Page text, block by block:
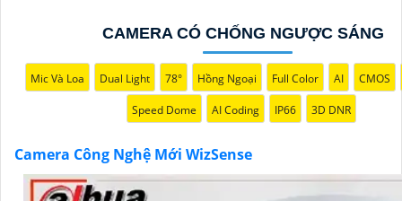
CAMERA CÓ CHỐNG NGƯỢC SÁNG
Mic Và Loa Dual Light 78° Hồng Ngoại Full Color AI CMOS
Speed Dome AI Coding IP66 3D DNR
Camera Công Nghệ Mới WizSense